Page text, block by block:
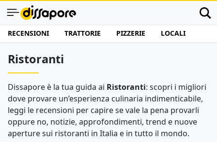
RECENSIONI TRATTORIE PIZZERIE LOCALI
Ristoranti
Dissapore è la tua guida ai Ristoranti: scopri i migliori
dove provare un’esperienza culinaria indimenticabile,
leggi le recensioni per capire se vale la pena provarli
oppure no, notizie, approfondimenti, trend e nuove
aperture sui ristoranti in Italia e in tutto il mondo.